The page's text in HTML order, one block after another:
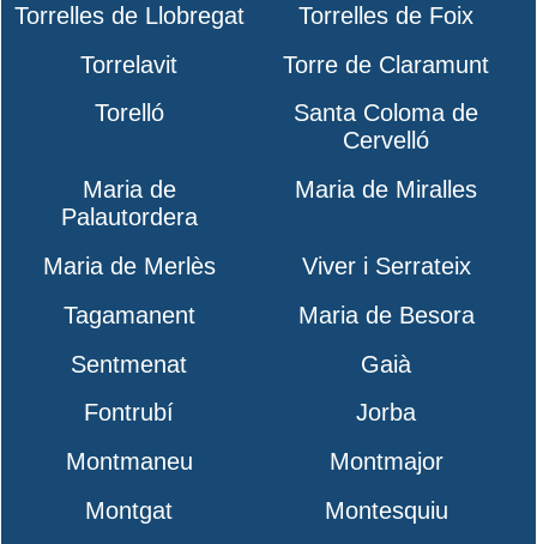
Torrelles de Llobregat
Torrelles de Foix
Torrelavit
Torre de Claramunt
Torelló
Santa Coloma de
Cervelló
Maria de
Palautordera
Maria de Miralles
Maria de Merlès
Viver i Serrateix
Tagamanent
Maria de Besora
Sentmenat
Gaià
Fontrubí
Jorba
Montmaneu
Montmajor
Montgat
Montesquiu